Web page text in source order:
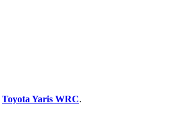
Toyota Yaris WRC.